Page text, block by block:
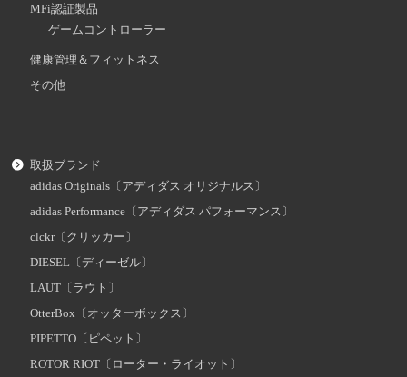
MFi認証製品
ゲームコントローラー
健康管理＆フィットネス
その他
取扱ブランド
adidas Originals〔アディダス オリジナルス〕
adidas Performance〔アディダス パフォーマンス〕
clckr〔クリッカー〕
DIESEL〔ディーゼル〕
LAUT〔ラウト〕
OtterBox〔オッターボックス〕
PIPETTO〔ピペット〕
ROTOR RIOT〔ローター・ライオット〕